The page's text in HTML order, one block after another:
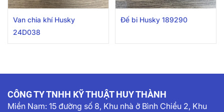
Van chia khí Husky
24D038
Đế bi Husky 189290
CÔNG TY TNHH KỸ THUẬT HUY THÀNH
Miền Nam: 15 đường số 8, Khu nhà ở Bình Chiểu 2, Khu